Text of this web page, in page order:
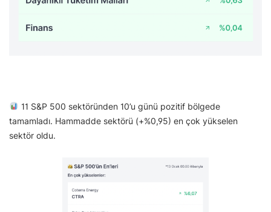
11 S&P 500 sektöründen 10’u günü pozitif bölgede
tamamladı. Hammadde sektörü (+%0,95) en çok yükselen
sektör oldu.